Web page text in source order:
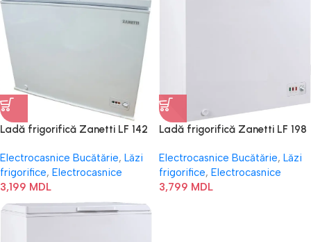
Ladă frigorifică Zanetti LF 142
Electrocasnice Bucătărie, Lăzi
frigorifice, Electrocasnice
3,199 MDL
Ladă frigorifică Zanetti LF 198
Electrocasnice Bucătărie, Lăzi
frigorifice, Electrocasnice
3,799 MDL